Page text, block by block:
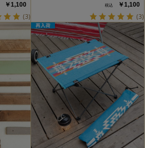
￥1,100
(3)
￥1,100
(3)